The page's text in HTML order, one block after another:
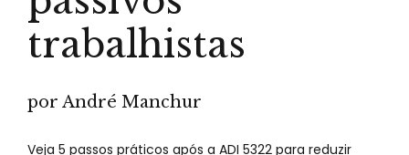
trabalhistas
por André Manchur
Veja 5 passos práticos após a ADI 5322 para reduzir